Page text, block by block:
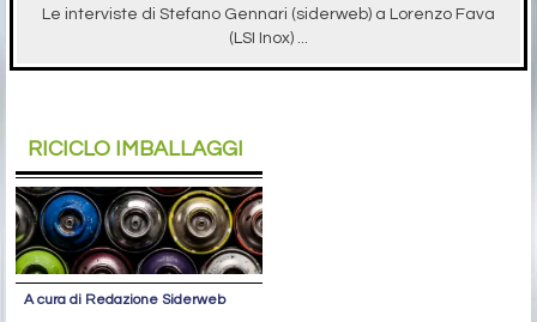
Le interviste di Stefano Gennari (siderweb) a Lorenzo Fava
(LSI Inox) ...
RICICLO IMBALLAGGI
A cura di Redazione Siderweb